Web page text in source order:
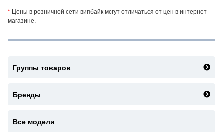
* Цены в розничной сети випбайк могут отличаться от цен в интернет
магазине.
Группы товаров
Бренды
Все модели